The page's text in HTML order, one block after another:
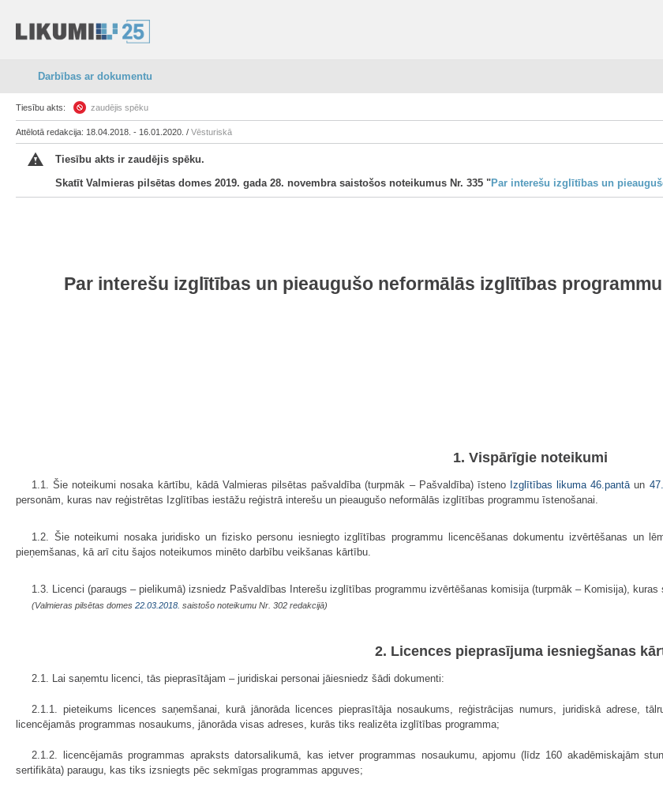
Darbības ar dokumentu
Tiesību akts: zaudējis spēku
Attēlotā redakcija: 18.04.2018. - 16.01.2020. / Vēsturiskā
Tiesību akts ir zaudējis spēku.
Skatīt Valmieras pilsētas domes 2019. gada 28. novembra saistošos noteikumus Nr. 335 "Par interešu izglītības un
Par interešu izglītības un pieaugušo neformālās izglītības
1. Vispārīgie noteikumi
1.1. Šie noteikumi nosaka kārtību, kādā Valmieras pilsētas pašvaldība (turpmāk – Pašvaldība) īsteno Izglītības likuma 46.pantā un
personām, kuras nav reģistrētas Izglītības iestāžu reģistrā interešu un pieaugušo neformālās izglītības programmu īstenošanai.
1.2. Šie noteikumi nosaka juridisko un fizisko personu iesniegto izglītības programmu licencēšanas dokumentu izvērtēšanas un
pieņemšanas, kā arī citu šajos noteikumos minēto darbību veikšanas kārtību.
1.3. Licenci (paraugs – pielikumā) izsniedz Pašvaldības Interešu izglītības programmu izvērtēšanas komisija (turpmāk – Komisija),
(Valmieras pilsētas domes 22.03.2018. saistošo noteikumu Nr. 302 redakcijā)
2. Licences pieprasījuma iesniegšanas
2.1. Lai saņemtu licenci, tās pieprasītājam – juridiskai personai jāiesniedz šādi dokumenti:
2.1.1. pieteikums licences saņemšanai, kurā jānorāda licences pieprasītāja nosaukums, reģistrācijas numurs, juridiskā adrese,
licencējamās programmas nosaukums, jānorāda visas adreses, kurās tiks realizēta izglītības programma;
2.1.2. licencējamās programmas apraksts datorsalikumā, kas ietver programmas nosaukumu, apjomu (līdz 160 akadēmiskajām
sertifikāta) paraugu, kas tiks izsniegts pēc sekmīgas programmas apguves;